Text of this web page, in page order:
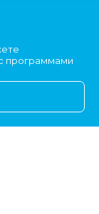
программами